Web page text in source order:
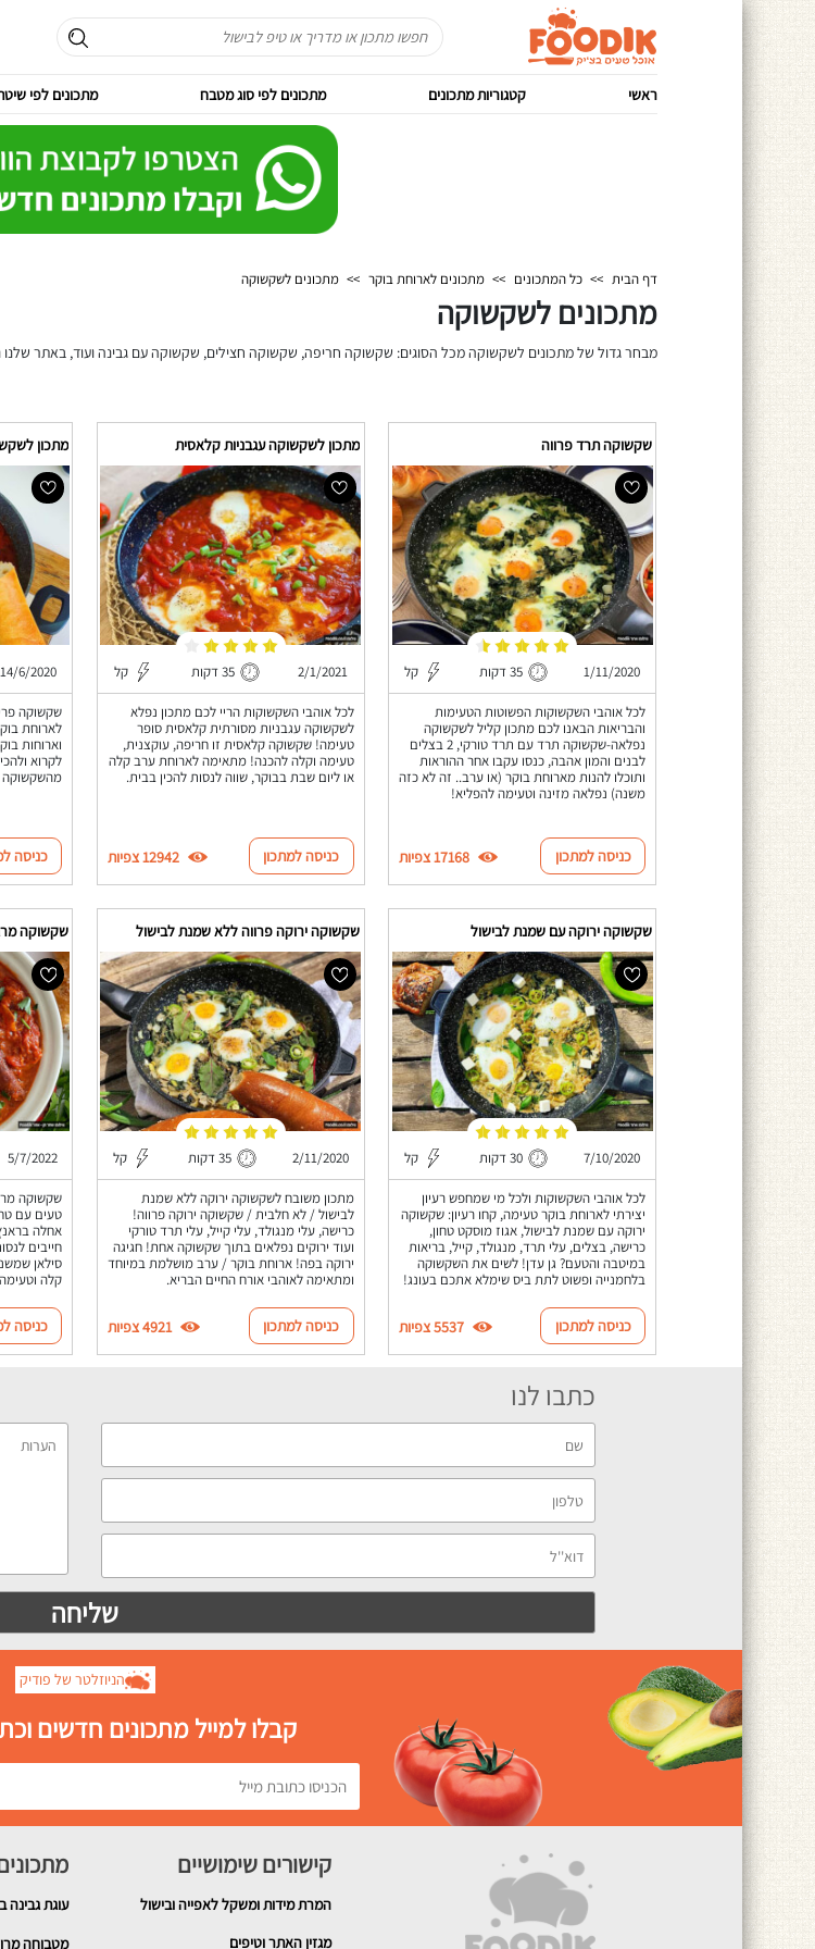
ראשי קטגוריות מתכונים מתכונים לפי סוג מטבח מתכונים לפי
דף הבית >> כל המתכונים >> מתכונים לארוחת בוקר >> מתכונים לשקשוקה
מתכונים לשקשוקה
מבחר גדול של מתכונים לשקשוקה מכל הסוגים: שקשוקה חריפה, שקשוקה חצילים, שקשוקה עם גבינה ועוד, באתר
שקשוקה תרד פרווה
1/11/2020 35 דקות קל
לכל אוהבי השקשוקות הפשוטות הטעימות
והבריאות הבאנו לכם מתכון קליל לשקשוקה
נפלאה-שקשוקה תרד עם תרד טורקי, 2 בצלים
לבנים והמון אהבה, כנסו עקבו אחר ההוראות
ותוכלו להנות מארוחת בוקר (או ערב.. זה לא כזה
משנה) נפלאה מזינה וטעימה להפליא!
כניסה למתכון 17168 צפיות
מתכון לשקשוקה עגבניות קלאסית
2/1/2021 35 דקות קל
לכל אוהבי השקשוקות הריי לכם מתכון נפלא
לשקשוקה עגבניות מסורתית קלאסית סופר
טעימה! שקשוקה קלאסית זו חריפה, עוקצנית,
טעימה וקלה להכנה! מתאימה לארוחת ערב קלה
או ליום שבת בבוקר, שווה לנסות להכין בבית.
כניסה למתכון 12942 צפיות
מתכון לשקשוקה
14/6/2020
לארוחת
וארוחות
לקרוא
מהשקשוקה
כניסה
שקשוקה ירוקה עם שמנת לבישול
7/10/2020 30 דקות קל
לכל אוהבי השקשוקות ולכל מי שמחפש רעיון
יצירתי לארוחת בוקר טעימה, קחו רעיון: שקשוקה
ירוקה עם שמנת לבישול, אגוז מוסקט טחון,
כרישה, בצלים, עלי תרד, מנגולד, קייל, בריאות
במיטבה והטעם? גן עדן! לשים את השקשוקה
בלחמנייה ופשוט לתת ביס שימלא אתכם בעונג!
כניסה למתכון 5537 צפיות
שקשוקה ירוקה פרווה ללא שמנת לבישול
2/11/2020 35 דקות קל
מתכון משובח לשקשוקה ירוקה ללא שמנת
לבישול / לא חלבית / שקשוקה ירוקה פרווה!
כרישה, עלי מנגולד, עלי קייל, עלי תרד טורקי
ועוד ירוקים נפלאים בתוך שקשוקה אחת! חגיגה
ירוקה בפה! ארוחת בוקר / ערב מושלמת במיוחד
ומתאימה לאוהבי אורח החיים הבריא.
כניסה למתכון 4921 צפיות
שקשוקה
5/7/2022
שקשוקה
טעים עם
אחלה
חייבים
סילאן
קלה
כניסה
כתבו לנו
הניוזלטר של פודיק
קבלו למייל מתכונים חדשים
קישורים שימושיים
המרת מידות ומשקל לאפייה ובישול
מגזין האתר וטיפים
עוגת גבינה
מטבוחה